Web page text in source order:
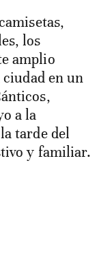
los
amplio
en un
a la
tarde del
y familiar.